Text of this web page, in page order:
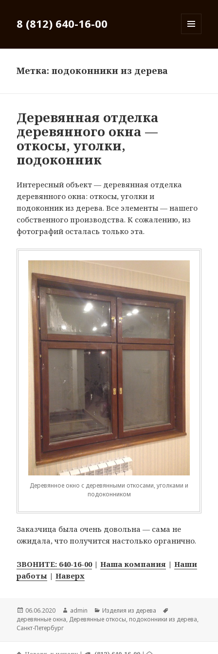
8 (812) 640-16-00
Метка: подоконники из дерева
Деревянная отделка
деревянного окна —
откосы, уголки,
подоконник
Интересный объект — деревянная отделка
деревянного окна: откосы, уголки и
подоконник из дерева. Все элементы — нашего
собственного производства. К сожалению, из
фотографий осталась только эта.
Деревянное окно с деревянными откосами, уголками и
подоконником
Заказчица была очень довольна — сама не
ожидала, что получится настолько органично.
ЗВОНИТЕ: 640-16-00|Наша компания |Наши
работы |Наверх
Опубликовано
06.06.2020 Автор
admin Рубрики
Изделия из дерева
деревянные окна, Деревянные откосы, подоконники из дерева,
Санкт-Петербург